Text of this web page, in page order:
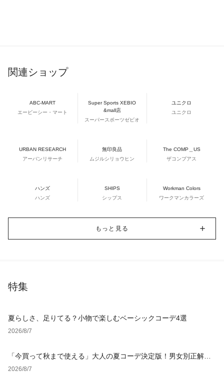
関連ショップ
ABC-MART
エービーシー・マート
Super Sports XEBIO
&mall店
スーパースポーツゼビオ
ユニクロ
ユニクロ
URBAN RESEARCH
アーバンリサーチ
無印良品
ムジルシリョウヒン
The COMP＿US
ザコンプアス
ハンズ
ハンズ
SHIPS
シップス
Workman Colors
ワークマンカラーズ
もっと見る
特集
夏らしさ、足りてる？小物で楽しむベーシックコーデ4選
2026/8/7
「今買って秋まで使える」大人の夏コーデ決定版！男女別正解ス
タイルとNGな着こなし
2026/8/7